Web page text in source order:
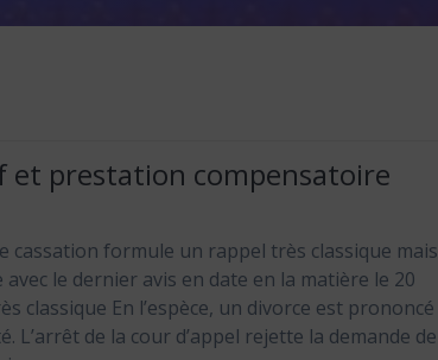
et prestation compensatoire
cassation formule un rappel très classique mais
le dernier avis en date en la matière le 20
classique En l’espèce, un divorce est prononcé
L’arrêt de la cour d’appel rejette la demande de